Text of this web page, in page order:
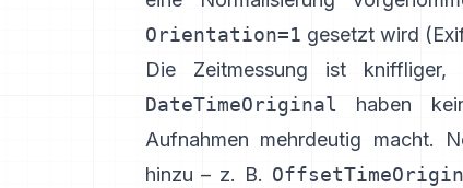
Orientation=1 gesetzt wird (
Die Zeitmessung ist
DateTimeOriginal haben
Aufnahmen mehrdeutig macht.
hinzu – z. B.